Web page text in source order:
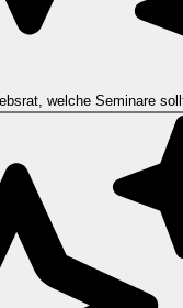
welche Seminare